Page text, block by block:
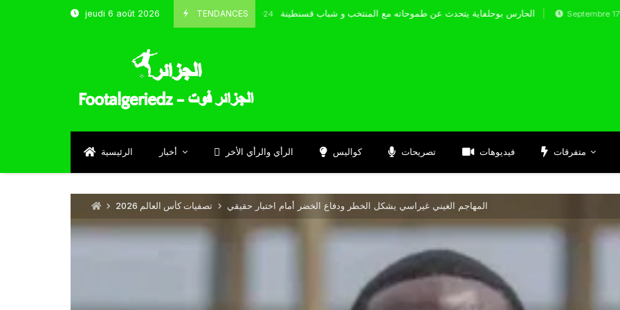
jeudi 6 août 2026 TENDANCES
Octobre 8, 2024 الحارس بوحلفاية يتحدث عن طموحاته مع المنتخب و شباب قسنطينة Septembre 17, 2024
الرئيسية أخبار الرأي والرأي الأخر كواليس تصريحات فيديوهات متفرقات
تصفيات كأس العالم 2026 المهاجم الغيني غيراسي يشكل الخطر ودفاع الخضر أمام اختبار حقيقي